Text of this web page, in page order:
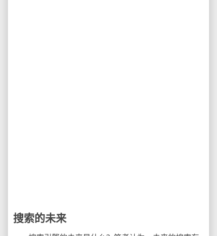
搜索的未来